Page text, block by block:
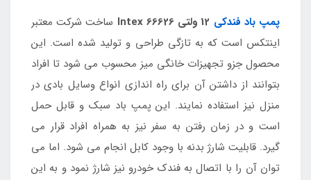
پمپ باد فندکی
ساخت شرکت معتبر
اینتکس است که به تازگی طراحی و تولید شده است. این
محصول جزو تجهیزات خانگی میز محسوب می شود تا افراد
بتوانند از داشتن آن برای راه اندازی انواع وسایل بادی در
منزل نیز استفاده نمایند. این پمپ باد سبک و قابل حمل
است و در زمان رفتن به سفر نیز به همراه افراد قرار می
گیرد. قابلیت شارژ بدنه با وجود کابل انجام می شود. اما می
توان آن را با اتصال به فندک خودرو نیز شارژ نمود و به این